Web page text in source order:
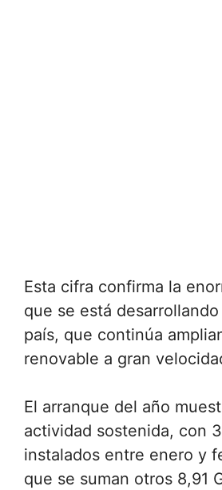
Esta cifra confirma la
que se está
país, que continúa
renovable a gran
El arranque del año
actividad sostenida, con
instalados entre enero y
que se suman otros 8,91